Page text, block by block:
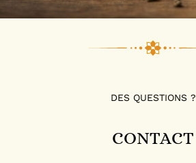
DES QUESTIONS ?
CONTACT